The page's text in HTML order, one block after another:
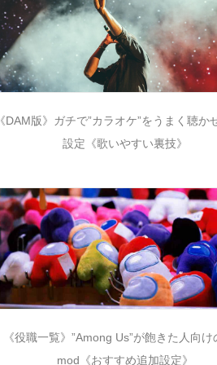
《DAM版》ガチで”カラオケ”をうまく聴か
設定《歌いやすい裏技》
《役職一覧》”Among Us”が飽きた人向け
mod《おすすめ追加設定》